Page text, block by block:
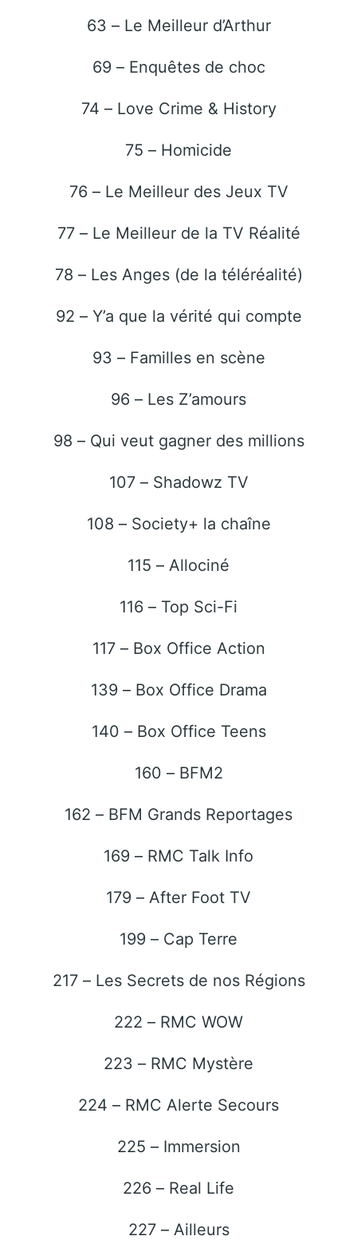
63 – Le Meilleur d’Arthur
69 – Enquêtes de choc
74 – Love Crime & History
75 – Homicide
76 – Le Meilleur des Jeux TV
77 – Le Meilleur de la TV Réalité
78 – Les Anges (de la téléréalité)
92 – Y’a que la vérité qui compte
93 – Familles en scène
96 – Les Z’amours
98 – Qui veut gagner des millions
107 – Shadowz TV
108 – Society+ la chaîne
115 – Allociné
116 – Top Sci-Fi
117 – Box Office Action
139 – Box Office Drama
140 – Box Office Teens
160 – BFM2
162 – BFM Grands Reportages
169 – RMC Talk Info
179 – After Foot TV
199 – Cap Terre
217 – Les Secrets de nos Régions
222 – RMC WOW
223 – RMC Mystère
224 – RMC Alerte Secours
225 – Immersion
226 – Real Life
227 – Ailleurs